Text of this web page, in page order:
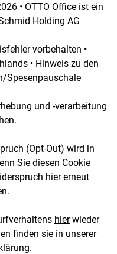
• OTTO Office ist ein
Holding AG
vorbehalten •
• Hinweis zu den
Spesenpauschale
und -verarbeitung
(Opt-Out) wird in
Sie diesen Cookie
hier erneut
hierwieder
finden sie in unserer
.